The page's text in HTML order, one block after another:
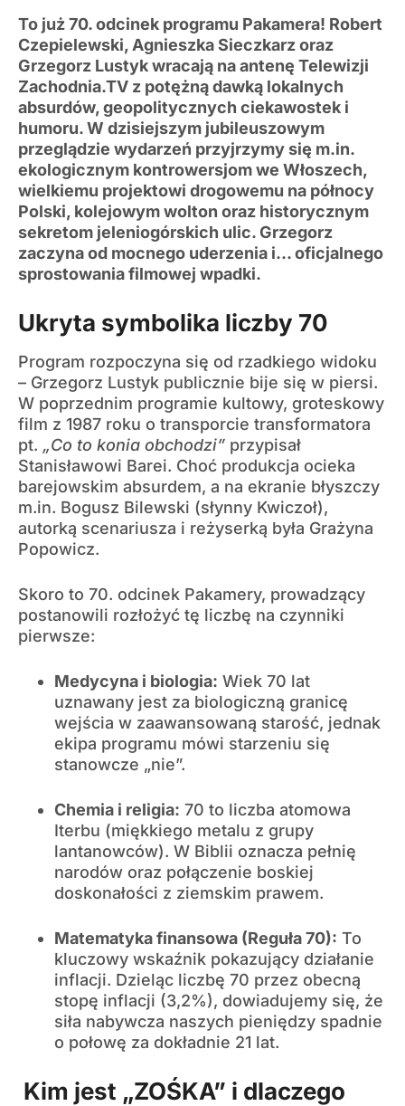
To już 70. odcinek programu Pakamera! Robert
Czepielewski, Agnieszka Sieczkarz oraz
Grzegorz Lustyk wracają na antenę Telewizji
Zachodnia.TV z potężną dawką lokalnych
absurdów, geopolitycznych ciekawostek i
humoru. W dzisiejszym jubileuszowym
przeglądzie wydarzeń przyjrzymy się m.in.
ekologicznym kontrowersjom we Włoszech,
wielkiemu projektowi drogowemu na północy
Polski, kolejowym wolton oraz historycznym
sekretom jeleniogórskich ulic. Grzegorz
zaczyna od mocnego uderzenia i… oficjalnego
sprostowania filmowej wpadki.
Ukryta symbolika liczby 70
Program rozpoczyna się od rzadkiego widoku
– Grzegorz Lustyk publicznie bije się w piersi.
W poprzednim programie kultowy, groteskowy
film z 1987 roku o transporcie transformatora
pt. „Co to konia obchodzi” przypisał
Stanisławowi Barei. Choć produkcja ocieka
barejowskim absurdem, a na ekranie błyszczy
m.in. Bogusz Bilewski (słynny Kwiczoł),
autorką scenariusza i reżyserką była Grażyna
Popowicz.
Skoro to 70. odcinek Pakamery, prowadzący
postanowili rozłożyć tę liczbę na czynniki
pierwsze:
Medycyna i biologia: Wiek 70 lat
uznawany jest za biologiczną granicę
wejścia w zaawansowaną starość, jednak
ekipa programu mówi starzeniu się
stanowcze „nie”.
Chemia i religia: 70 to liczba atomowa
Iterbu (miękkiego metalu z grupy
lantanowców). W Biblii oznacza pełnię
narodów oraz połączenie boskiej
doskonałości z ziemskim prawem.
Matematyka finansowa (Reguła 70): To
kluczowy wskaźnik pokazujący działanie
inflacji. Dzieląc liczbę 70 przez obecną
stopę inflacji (3,2%), dowiadujemy się, że
siła nabywcza naszych pieniędzy spadnie
o połowę za dokładnie 21 lat.
Kim jest „ZOŚKA” i dlaczego